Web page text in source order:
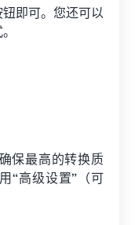
即可。您还可以
保最高的转换质
“高级设置”（可